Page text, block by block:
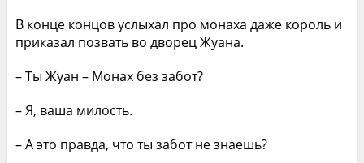
В конце концов услыхал про монаха даже король и
приказал позвать во дворец Жуана.
– Ты Жуан – Монах без забот?
– Я, ваша милость.
– А это правда, что ты забот не знаешь?